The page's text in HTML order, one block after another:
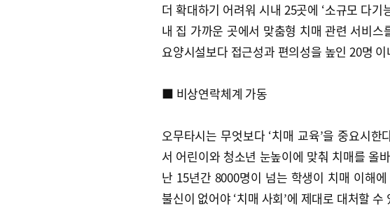
더 확대하기 어려워 시내 25곳에 ‘소규모 다
내 집 가까운 곳에서 맞춤형 치매 관련 서비
요양시설보다 접근성과 편의성을 높인 20명
■ 비상연락체계 가동
오무타시는 무엇보다 ‘치매 교육’을 중요시
서 어린이와 청소년 눈높이에 맞춰 치매를 올
난 15년간 8000명이 넘는 학생이 치매 이해
불신이 없어야 ‘치매 사회’에 제대로 대처할